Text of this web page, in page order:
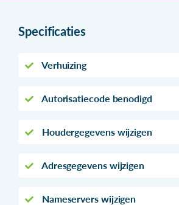
Specificaties
Verhuizing
Autorisatiecode benodigd
Houdergegevens wijzigen
Adresgegevens wijzigen
Nameservers wijzigen